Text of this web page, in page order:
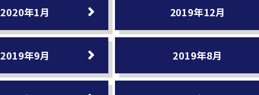
2020年1月 2019年12月
2019年9月 2019年8月